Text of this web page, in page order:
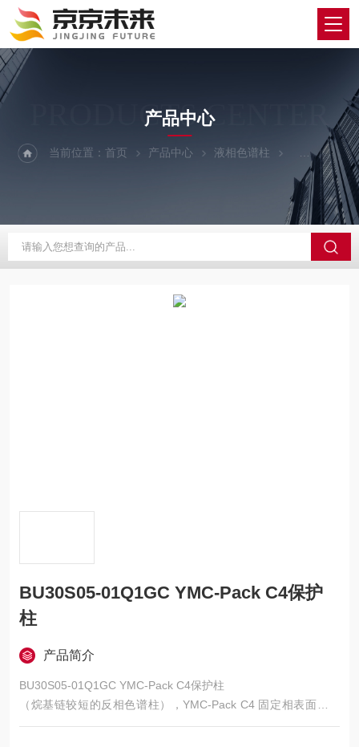
PRODUCTS CENTER
产品中心
当前位置：首页 产品中心 液相色谱柱 YMC/维美希
BU30S05-01Q1GC YMC-Pack C4保护
柱
产品简介
BU30S05-01Q1GC YMC-Pack C4保护柱
（烷基链较短的反相色谱柱），YMC-Pack C4 固定相表面的疏
水性低于ODS和C8，因此样品的保留时间也较ODS和C8更短。Y